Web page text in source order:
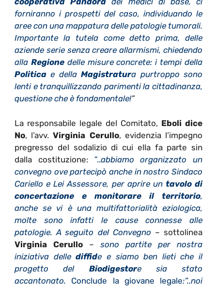
forniranno i prospetti del caso, individuando le
aree con una mappatura delle patologie tumorali.
Importante la tutela come detto prima, delle
aziende serie senza creare allarmismi, chiedendo
alla Regione delle misure concrete: i tempi della
Politica e dellaMagistratura purtroppo sono
lenti e tranquillizzando parimenti la cittadinanza,
questione che è fondamentale!”
La responsabile legale del Comitato, Eboli dice
No, l’avv.Virginia Cerullo, evidenzia l’impegno
pregresso del sodalizio di cui ella fa parte sin
dalla costituzione: ”..abbiamo organizzato un
convegno ove partecipò anche in nostro Sindaco
Cariello e Lei Assessore, per aprire un tavolo di
concertazione e monitorare il territorio,
anche se vi è una multifattorialità eziologica,
molte sono infatti le cause connesse alle
patologie. A seguito del Convegno –sottolinea
Virginia Cerullo
– sono partite per nostra
iniziativa dellediffide e siamo ben lieti che il
progetto del Biodigestore sia stato
accantonato. Conclude la giovane legale:”..noi